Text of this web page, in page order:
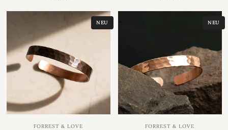
NEU
FORREST & LOVE
NEU
FORREST & LOVE